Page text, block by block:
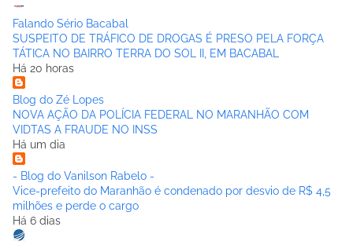
Falando Sério Bacabal
SUSPEITO DE TRÁFICO DE DROGAS É PRESO PELA FORÇA
TÁTICA NO BAIRRO TERRA DO SOL II, EM BACABAL
Há 20 horas
Blog do Zé Lopes
NOVA AÇÃO DA POLÍCIA FEDERAL NO MARANHÃO COM
VIDTAS A FRAUDE NO INSS
Há um dia
- Blog do Vanilson Rabelo -
Vice-prefeito do Maranhão é condenado por desvio de R$ 4,5
milhões e perde o cargo
Há 6 dias